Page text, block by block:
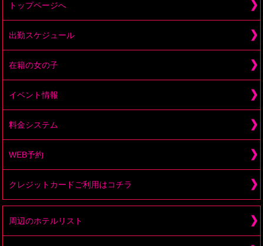
トップページへ
出勤スケジュール
在籍の女の子
イベント情報
料金システム
WEB予約
クレジットカードご利用はコチラ
周辺のホテルリスト